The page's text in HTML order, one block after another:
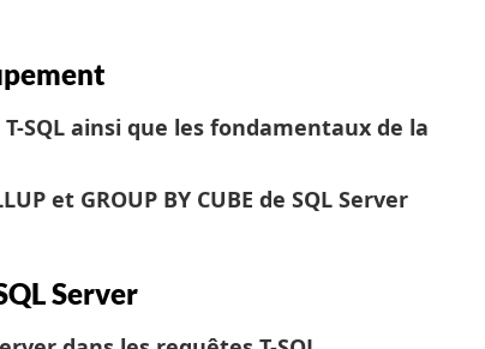
SQL ainsi que les fondamentaux de la
et GROUP BY CUBE de SQL Server
Server